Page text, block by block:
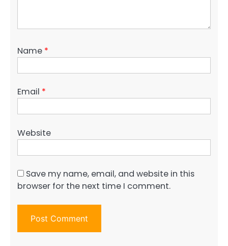
Name *
Email *
Website
Save my name, email, and website in this
browser for the next time I comment.